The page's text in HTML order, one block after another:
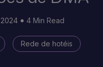
4 Min Read
Rede de hotéis